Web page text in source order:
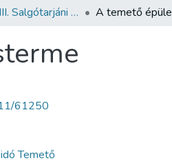
Budapest VIII. Salgótarjáni úti Neológ Zsidó Temető
61250
Temető